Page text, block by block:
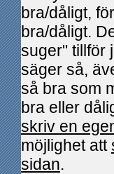
bra/dåligt,
bra/dåligt.
suger" tillför
säger så,
så bra som
bra eller
skriv en
möjlighet att
sidan.